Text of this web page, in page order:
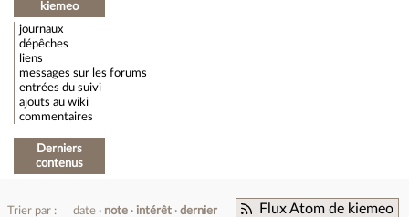
kiemeo
journaux
dépêches
liens
messages sur les forums
entrées du suivi
ajouts au wiki
commentaires
Derniers
contenus
Flux Atom de kiemeo
Trier par : date note intérêt
dernier